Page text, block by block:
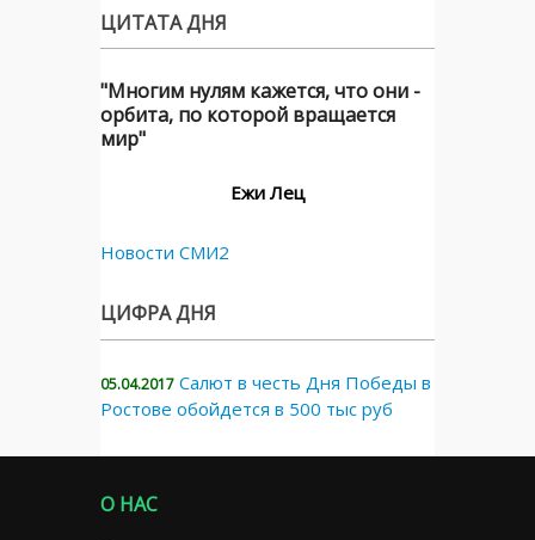
ЦИТАТА ДНЯ
"Многим нулям кажется, что они -
орбита, по которой вращается
мир"
Ежи Лец
Новости СМИ2
ЦИФРА ДНЯ
05.04.2017 Салют в честь Дня Победы в
Ростове обойдется в 500 тыс руб
О НАС